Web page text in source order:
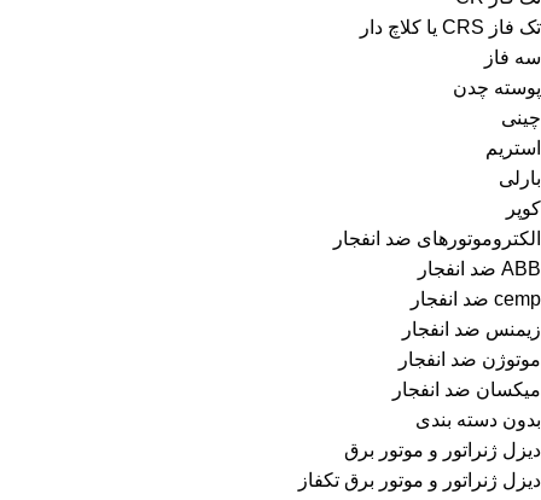
تک فاز CRS یا کلاچ دار
سه فاز
پوسته چدن
چینی
استریم
بارلی
کوپر
الکتروموتورهای ضد انفجار
ABB ضد انفجار
cemp ضد انفجار
زیمنس ضد انفجار
موتوژن ضد انفجار
میکسان ضد انفجار
بدون دسته بندی
دیزل ژنراتور و موتور برق
دیزل ژنراتور و موتور برق تکفاز